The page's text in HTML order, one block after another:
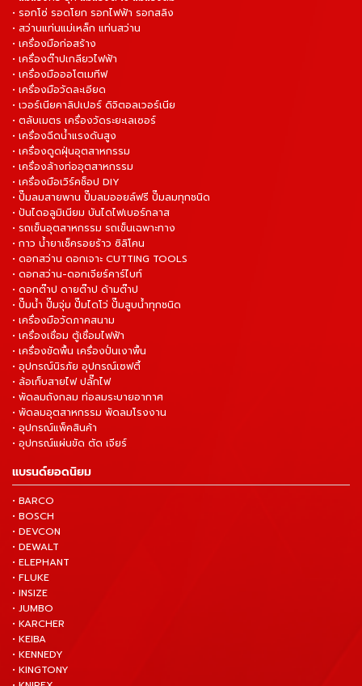
• รอกโซ่ รอดโยก รอกไฟฟ้า รอกสลิง
• สว่านแท่นแม่เหล็ก แท่นสว่าน
• เครื่องมือก่อสร้าง
• เครื่องต๊าปเกลียวไฟฟ้า
• เครื่องมือออโตเมทีฟ
• เครื่องมือวัดละเอียด
• เวอร์เนียคาลิปเปอร์ ดิจิตอลเวอร์เนีย
• ตลับเมตร เครื่องวัดระยะเลเซอร์
• เครื่องฉีดน้ำแรงดันสูง
• เครื่องดูดฝุ่นอุตสาหกรรม
• เครื่องล้างท่ออุตสาหกรรม
• เครื่องมือเวิร์คช็อป DIY
• ปั๊มลมสายพาน ปั๊มลมออยล์ฟรี ปั๊มลมทุกชนิด
• ปันไดอลูมิเนียม บันไดไฟเบอร์กลาส
• รถเข็นอุตสาหกรรม รถเข็นเฉพาะทาง
• กาว น้ำยาเช็ครอยร้าว ซิลิโคน
• ดอกสว่าน ดอกเจาะ CUTTING TOOLS
• ดอกสว่าน-ดอกเจียร์คาร์ไบท์
• ดอกต๊าป ดายต๊าป ด้ามต๊าป
• ปั๊มน้ำ ปั๊มจุ่ม ปั๊มไดโว่ ปั๊มสูบน้ำทุกชนิด
• เครื่องมือวัดภาคสนาม
• เครื่องเชื่อม ตู้เชื่อมไฟฟ้า
• เครื่องขัดพื้น เครื่องปั่นเงาพื้น
• อุปกรณ์นิรภัย อุปกรณ์เซฟตี้
• ล้อเก็บสายไฟ ปลั๊กไฟ
• พัดลมถังกลม ท่อลมระบายอากาศ
• พัดลมอุตสาหกรรม พัดลมโรงงาน
• อุปกรณ์แพ็คสินค้า
• อุปกรณ์แผ่นขัด ตัด เจียร์
แบรนด์ยอดนิยม
• BARCO
• BOSCH
• DEVCON
• DEWALT
• ELEPHANT
• FLUKE
• INSIZE
• JUMBO
• KARCHER
• KEIBA
• KENNEDY
• KINGTONY